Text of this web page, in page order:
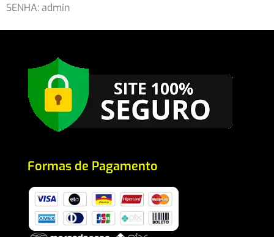
SENHA: admin
Formas de Pagamento